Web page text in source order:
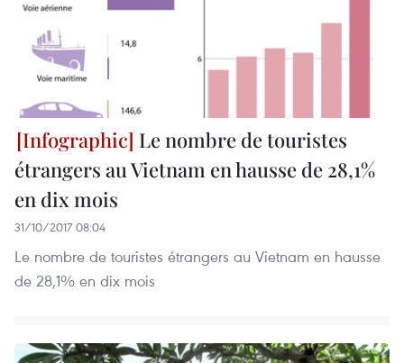
Le nombre de touristes
étrangers au Vietnam en hausse de 28,1%
en dix mois
31/10/2017 08:04
Le nombre de touristes étrangers au Vietnam en hausse
de 28,1% en dix mois